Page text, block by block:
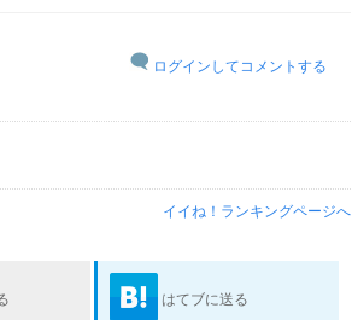
ログインしてコメントする
イイね！ランキングページへ
はてブに送る